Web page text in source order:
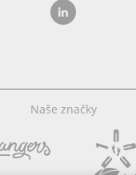
Naše značky